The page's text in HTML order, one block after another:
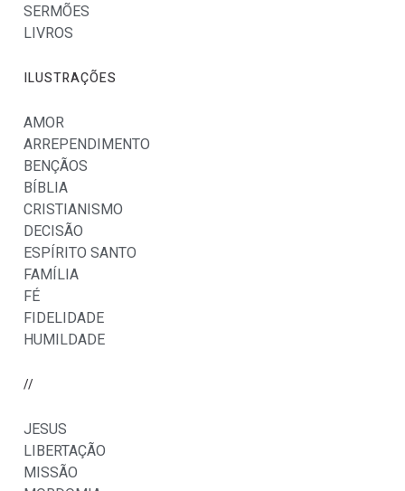
SERMÕES
LIVROS
ILUSTRAÇÕES
AMOR
ARREPENDIMENTO
BENÇÃOS
BÍBLIA
CRISTIANISMO
DECISÃO
ESPÍRITO SANTO
FAMÍLIA
FÉ
FIDELIDADE
HUMILDADE
//
JESUS
LIBERTAÇÃO
MISSÃO